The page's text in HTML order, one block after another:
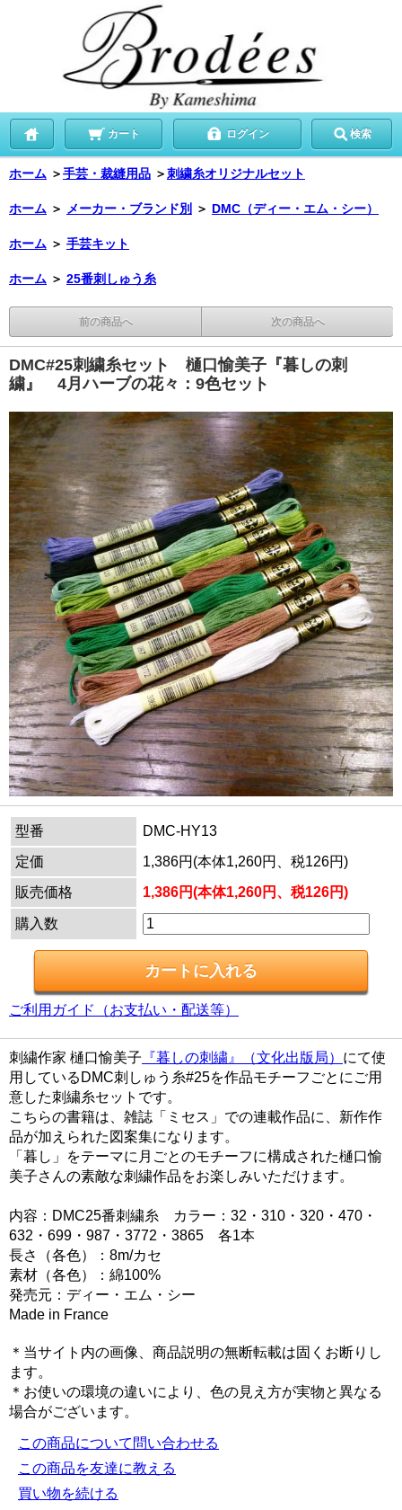
カート ログイン 検索
ホーム ＞手芸・裁縫用品 ＞刺繍糸オリジナルセット
ホーム ＞ メーカー・ブランド別 ＞ DMC（ディー・エム・シー）
ホーム ＞ 手芸キット
ホーム ＞ 25番刺しゅう糸
前の商品へ 次の商品へ
DMC#25刺繍糸セット 樋口愉美子『暮しの刺
繍』 4月ハーブの花々：9色セット
型番
DMC-HY13
定価
1,386円(本体1,260円、税126円)
販売価格
1,386円(本体1,260円、税126円)
購入数
ご利用ガイド（お支払い・配送等）
刺繍作家 樋口愉美子 『暮しの刺繍』（文化出版局） にて使
用しているDMC刺しゅう糸#25を作品モチーフごとにご用
意した刺繍糸セットです。
こちらの書籍は、雑誌「ミセス」での連載作品に、新作作
品が加えられた図案集になります。
「暮し」をテーマに月ごとのモチーフに構成された樋口愉
美子さんの素敵な刺繍作品をお楽しみいただけます。
内容：DMC25番刺繍糸 カラー：32・310・320・470・
632・699・987・3772・3865 各1本
長さ（各色）：8m/カセ
素材（各色）：綿100%
発売元：ディー・エム・シー
Made in France
＊当サイト内の画像、商品説明の無断転載は固くお断りし
ます。
＊お使いの環境の違いにより、色の見え方が実物と異なる
場合がございます。
この商品について問い合わせる
この商品を友達に教える
買い物を続ける